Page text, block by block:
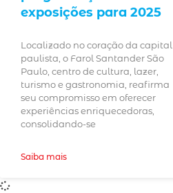
exposições para 2025
Localizado no coração da capital
paulista, o Farol Santander São
Paulo, centro de cultura, lazer,
turismo e gastronomia, reafirma
seu compromisso em oferecer
experiências enriquecedoras,
consolidando-se
Saiba mais